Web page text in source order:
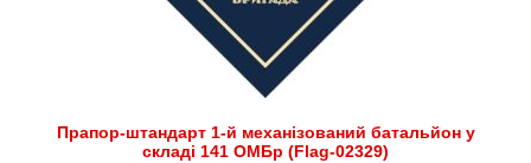
Прапор-штандарт 1-й механізований батальйон у
складі 141 ОМБр (Flag-02329)